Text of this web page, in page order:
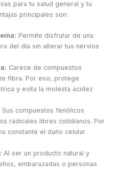
para tu salud general y tu
principales son:
Permite disfrutar de una
del día sin alterar tus nervios
Carece de compuestos
fibra. Por eso, protege
y evita la molesta acidez
Sus compuestos fenólicos
radicales libres cotidianos. Por
constante el daño celular
Al ser un producto natural y
embarazadas o personas